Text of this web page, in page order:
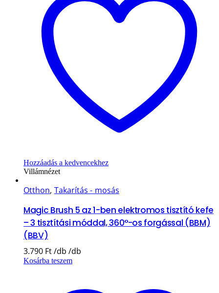
Hozzáadás a kedvencekhez
Villámnézet
Otthon, Takarítás - mosás
Magic Brush 5 az 1-ben elektromos tisztító kefe
– 3 tisztítási móddal, 360°-os forgással (BBM)
(BBV)
3.790 Ft
Kosárba teszem